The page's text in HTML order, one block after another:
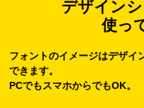
デザイン
使っ
フォントのイメージはデザイ
できます。
PCでもスマホからでもOK。